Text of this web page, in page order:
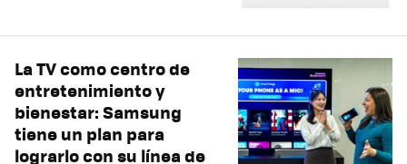
La TV como centro de
entretenimiento y
bienestar: Samsung
tiene un plan para
lograrlo con su línea de